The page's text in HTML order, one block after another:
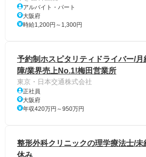
アルバイト・パート
大阪府
時給1,200円～1,300円
予約制ホスピタリティドライバー/
障/業界売上No.1!梅田営業所
東京・日本交通株式会社
正社員
大阪府
年収420万円～950万円
整形外科クリニックの理学療法士/
休み